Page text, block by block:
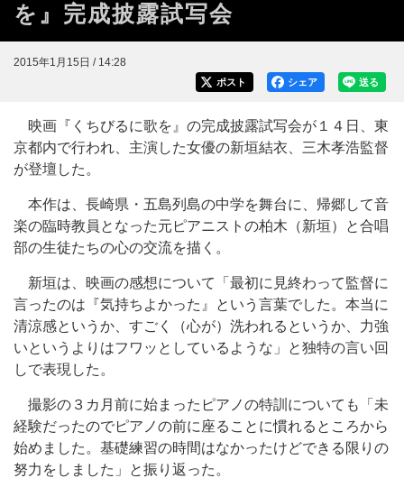
を』完成披露試写会
2015年1月15日 / 14:28
送る
シェア
ポスト
映画『くちびるに歌を』の完成披露試写会が１４日、東
京都内で行われ、主演した女優の新垣結衣、三木孝浩監督
が登壇した。
本作は、長崎県・五島列島の中学を舞台に、帰郷して音
楽の臨時教員となった元ピアニストの柏木（新垣）と合唱
部の生徒たちの心の交流を描く。
新垣は、映画の感想について「最初に見終わって監督に
言ったのは『気持ちよかった』という言葉でした。本当に
清涼感というか、すごく（心が）洗われるというか、力強
いというよりはフワッとしているような」と独特の言い回
しで表現した。
撮影の３カ月前に始まったピアノの特訓についても「未
経験だったのでピアノの前に座ることに慣れるところから
始めました。基礎練習の時間はなかったけどできる限りの
努力をしました」と振り返った。